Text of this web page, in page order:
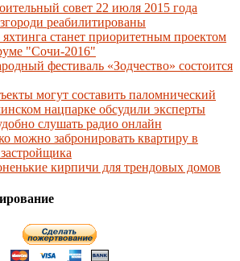
совет 22 июля 2015 года
реабилитированы
яхтинга станет приоритетным проектом
"Сочи-2016"
фестиваль «Зодчество» состоится
могут составить паломнический
нацпарке обсудили эксперты
слушать радио онлайн
можно забронировать квартиру в
кирпичи для трендовых домов